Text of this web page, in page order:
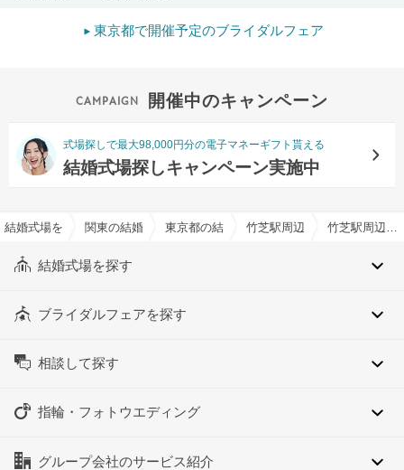
東京都で開催予定のブライダルフェア
開催中のキャンペーン
式場探しで最大98,000円分の電子マネーギフト貰える
結婚式場探しキャンペーン実施中
結婚式場を探すならハナユメ
関東の結婚式場東京都の結婚式場竹芝駅周辺の結婚式場 竹芝駅周辺のクラシカルイメージでおすすめの結婚式場・挙式会場一覧
結婚式場を探す
ブライダルフェアを探す
相談して探す
指輪・フォトウエディング
グループ会社のサービス紹介